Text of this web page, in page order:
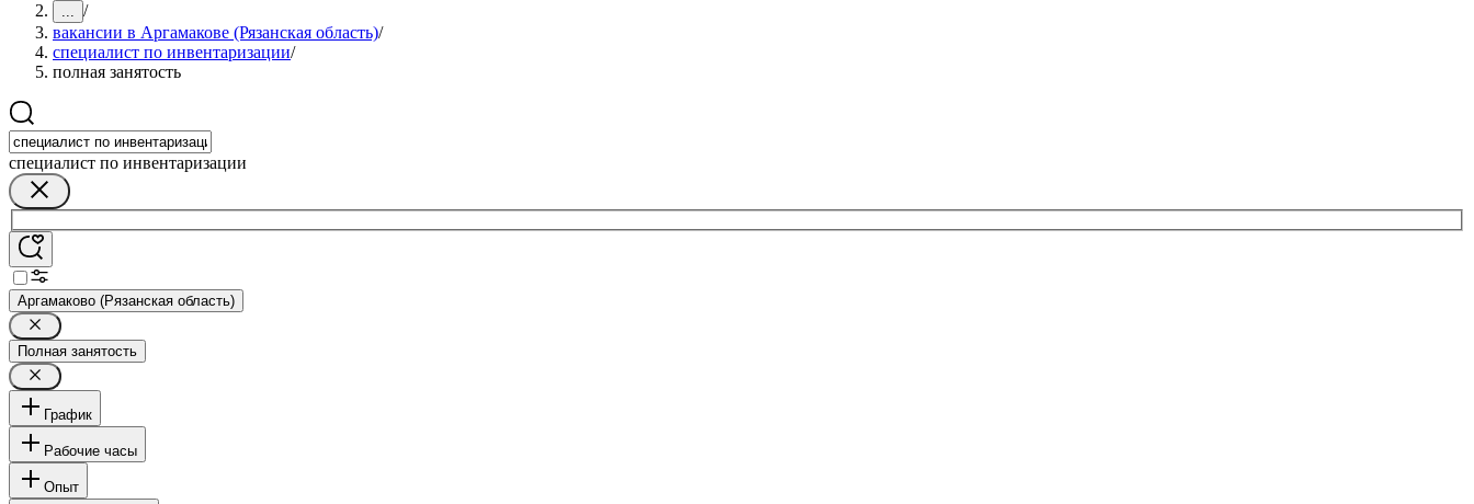
... /
вакансии в Аргамакове (Рязанская область)/
специалист по инвентаризации/
полная занятость
специалист по инвентаризации
Аргамаково (Рязанская область)
Полная занятость
График
Рабочие часы
Опыт